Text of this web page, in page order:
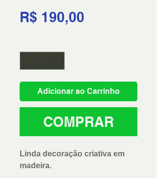
R$ 190,00
Adicionar ao Carrinho
COMPRAR
Linda decoração criativa em
madeira.